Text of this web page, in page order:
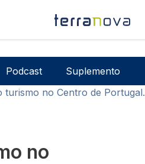
Podcast Suplemento
turismo no Centro de Portugal.
no